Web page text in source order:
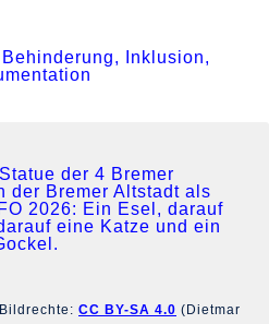
CC BY-SA 4.0 (Dietmar